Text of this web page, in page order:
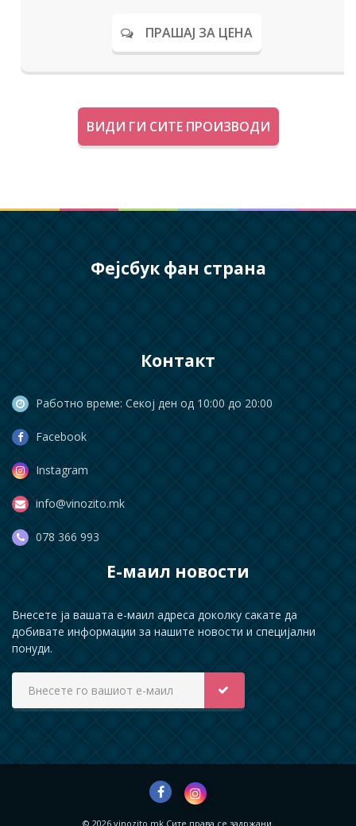
ПРАШАЈ ЗА ЦЕНА
ВИДИ ГИ СИТЕ ПРОИЗВОДИ
Фејсбук фан страна
Контакт
Работно време: Секој ден од 10:00 до 20:00
Facebook
Instagram
info@vinozito.mk
078 366 993
Е-маил новости
Внесете ја вашата е-маил адреса доколку сакате да
добивате информации за нашите новости и специјални
понуди.
© 2026 vinozito.mk Сите права се задржани.